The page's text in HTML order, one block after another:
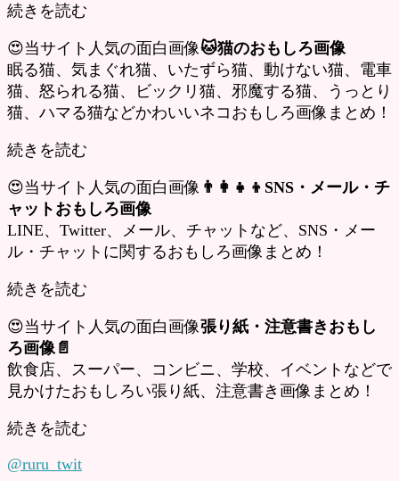
続きを読む
😍当サイト人気の面白画像🐱猫のおもしろ画像
眠る猫、気まぐれ猫、いたずら猫、動けない猫、電車
猫、怒られる猫、ビックリ猫、邪魔する猫、うっとり
猫、ハマる猫などかわいいネコおもしろ画像まとめ！
続きを読む
😍当サイト人気の面白画像 👨‍👩‍👧‍👦SNS・メール・チ
ャットおもしろ画像
LINE、Twitter、メール、チャットなど、SNS・メー
ル・チャットに関するおもしろ画像まとめ！
続きを読む
😍当サイト人気の面白画像張り紙・注意書きおもし
ろ画像📄
飲食店、スーパー、コンビニ、学校、イベントなどで
見かけたおもしろい張り紙、注意書き画像まとめ！
続きを読む
@ruru_twit